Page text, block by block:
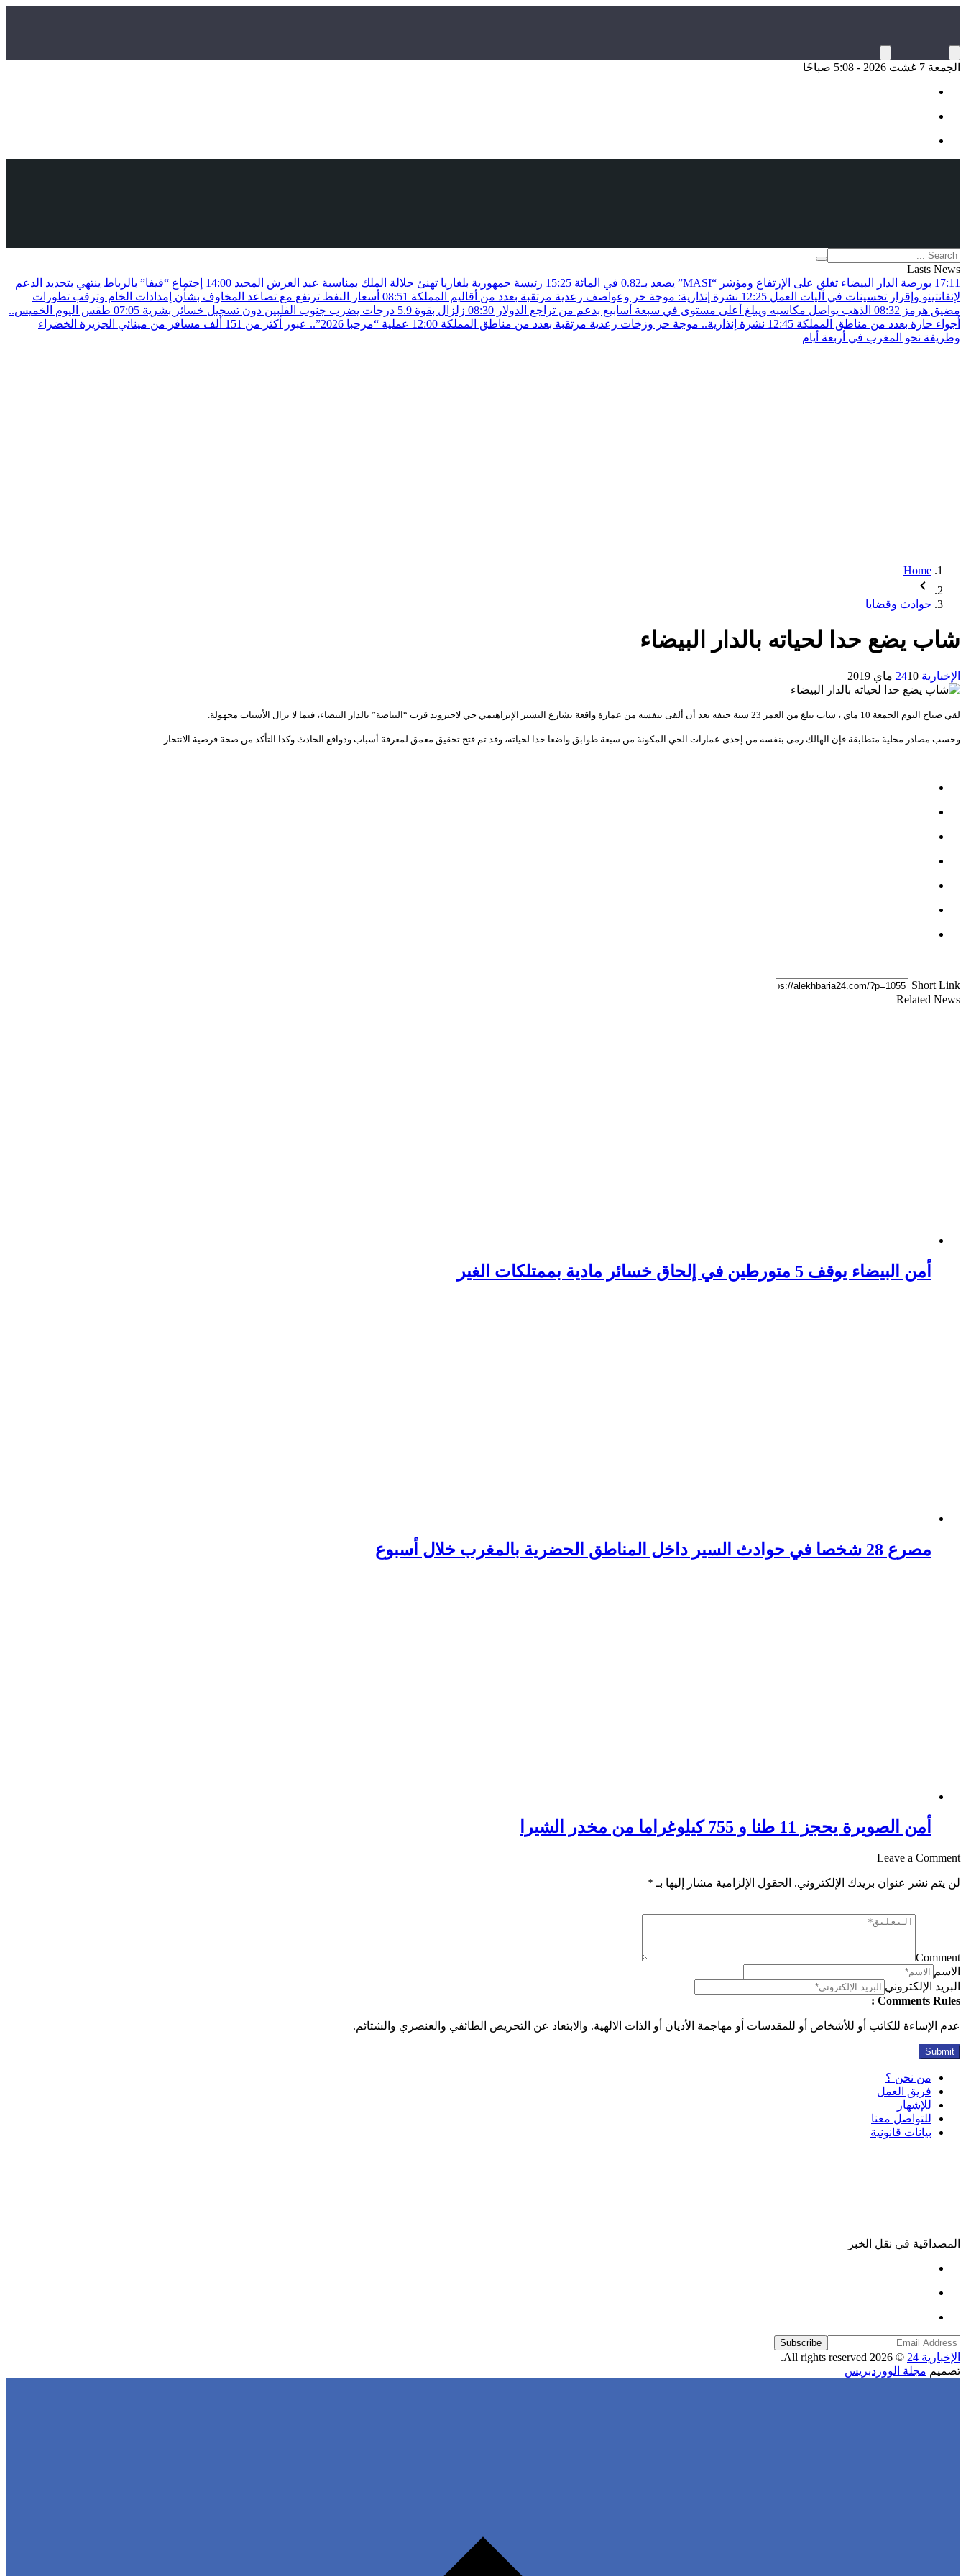
الجمعة 7 غشت 2026 - 5:08 صباحًا
Lasts News
17:11 بورصة الدار البيضاء تغلق على الإرتفاع ومؤشر “MASI” يصعد بـ0.82 في المائة 15:25 رئيسة جمهورية بلغاريا تهنئ جلالة الملك بمناسبة عيد العرش المجيد 14:00 إجتماع “فيفا” بالرباط ينتهي بتجديد الدعم
لإنفانتينو وإقرار تحسينات في آليات العمل 12:25 نشرة إنذارية: موجة حر وعواصف رعدية مرتقبة بعدد من أقاليم المملكة 08:51 أسعار النفط ترتفع مع تصاعد المخاوف بشأن إمدادات الخام وترقب تطورات
مضيق هرمز 08:32 الذهب يواصل مكاسبه ويبلغ أعلى مستوى في سبعة أسابيع بدعم من تراجع الدولار 08:30 زلزال بقوة 5.9 درجات يضرب جنوب الفلبين دون تسجيل خسائر بشرية 07:05 طقس اليوم الخميس..
أجواء حارة بعدد من مناطق المملكة 12:45 نشرة إنذارية.. موجة حر وزخات رعدية مرتقبة بعدد من مناطق المملكة 12:00
عملية “مرحبا 2026”.. عبور أكثر من 151 ألف مسافر من مينائي الجزيرة الخضراء
وطريفة نحو المغرب في أربعة أيام
Home
حوادث وقضايا
شاب يضع حدا لحياته بالدار البيضاء
الإخبارية 24 10 ماي 2019
لقي صباح اليوم الجمعة 10 ماي ، شاب يبلغ من العمر 23 سنة حتفه بعد أن ألقى بنفسه من عمارة واقعة بشارع البشير الإبراهيمي حي لاجيروند قرب “البياضة” بالدار البيضاء، فيما لا تزال الأسباب مجهولة.
وحسب مصادر محلية متطابقة فإن الهالك رمى بنفسه من إحدى عمارات الحي المكونة من سبعة طوابق واضعا حدا لحياته، وقد تم فتح تحقيق معمق لمعرفة أسباب ودوافع الحادث وكذا التأكد من صحة فرضية الانتحار.
Short Link
Related News
أمن البيضاء يوقف 5 متورطين في إلحاق خسائر مادية بممتلكات الغير
مصرع 28 شخصا في حوادث السير داخل المناطق الحضرية بالمغرب خلال أسبوع
أمن الصويرة يحجز 11 طنا و 755 كيلوغراما من مخدر الشيرا
Leave a Comment
لن يتم نشر عنوان بريدك الإلكتروني. الحقول الإلزامية مشار إليها بـ *
Comment
الاسم
البريد الإلكتروني
Comments Rules :
عدم الإساءة للكاتب أو للأشخاص أو للمقدسات أو مهاجمة الأديان أو الذات الالهية. والابتعاد عن التحريض الطائفي والعنصري والشتائم.
من نحن ؟
فريق العمل
للإشهار
للتواصل معنا
بيانات قانونية
المصداقية في نقل الخبر
Subscribe
الإخبارية 24
© 2026 All rights reserved.
تصميم مجلة الووردبريس